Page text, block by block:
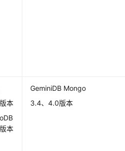
本
本
GeminiDB Mongo
3.4、4.0版本